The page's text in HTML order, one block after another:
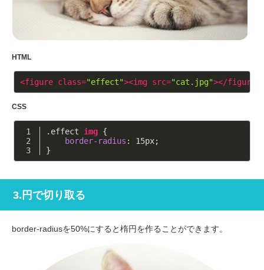
HTML
<figure class="effect"><img src="cat.jpg"></figure
CSS
.effect img {
border-radius : 15px;
}
3.円で切り取る
border-radiusを50%にすると楕円を作ることができます。